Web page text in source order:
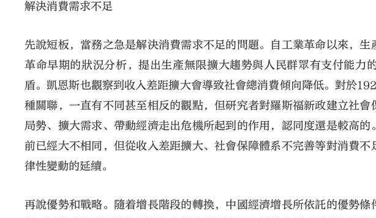
解決消費需求不足
先說短板，當務之急是解決消費需求不足的問題。自工業革命以來，
革命早期的狀況分析，提出生產無限擴大趨勢與人民群眾有支付能力
盾。凱恩斯也觀察到收入差距擴大會導致社會總消費傾向降低。對於
種關聯，一直有不同甚至相反的觀點，但研究者對羅斯福新政建立社
局勢、擴大需求、帶動經濟走出危機所起到的作用，認同度還是較高
前已經大不相同，但從收入差距擴大、社會保障體系不完善等對消費
律性變動的延續。
再說優勢和戰略。隨着增長階段的轉換，中國經濟增長所依託的優勢